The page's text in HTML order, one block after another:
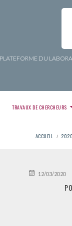
PLATEFORME DU
TRAVAUX DE CHERCHEURS
ACCUEIL 2020
PUBLIÉ12/03/2020